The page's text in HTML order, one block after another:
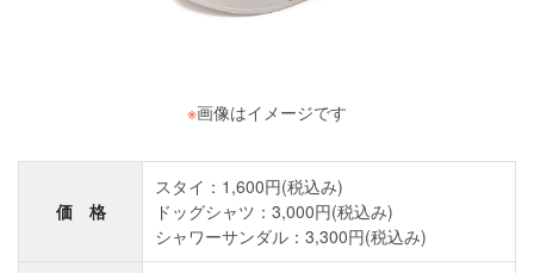
※画像はイメージです
価 格
スタイ：1,600円(税込み)
ドッグシャツ：3,000円(税込み)
シャワーサンダル：3,300円(税込み)